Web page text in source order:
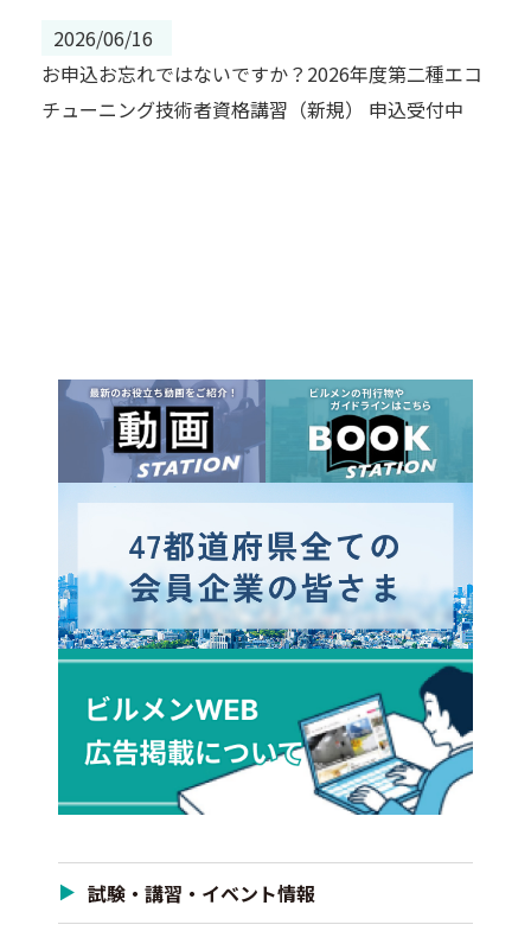
2026/06/16
お申込お忘れではないですか？2026年度第二種エコ
チューニング技術者資格講習（新規） 申込受付中
試験・講習・イベント情報